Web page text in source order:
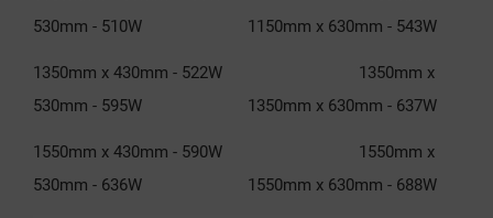
530mm - 510W 1150mm x 630mm - 543W
1350mm x 430mm - 522W 1350mm x
530mm - 595W 1350mm x 630mm - 637W
1550mm x 430mm - 590W 1550mm x
530mm - 636W 1550mm x 630mm - 688W